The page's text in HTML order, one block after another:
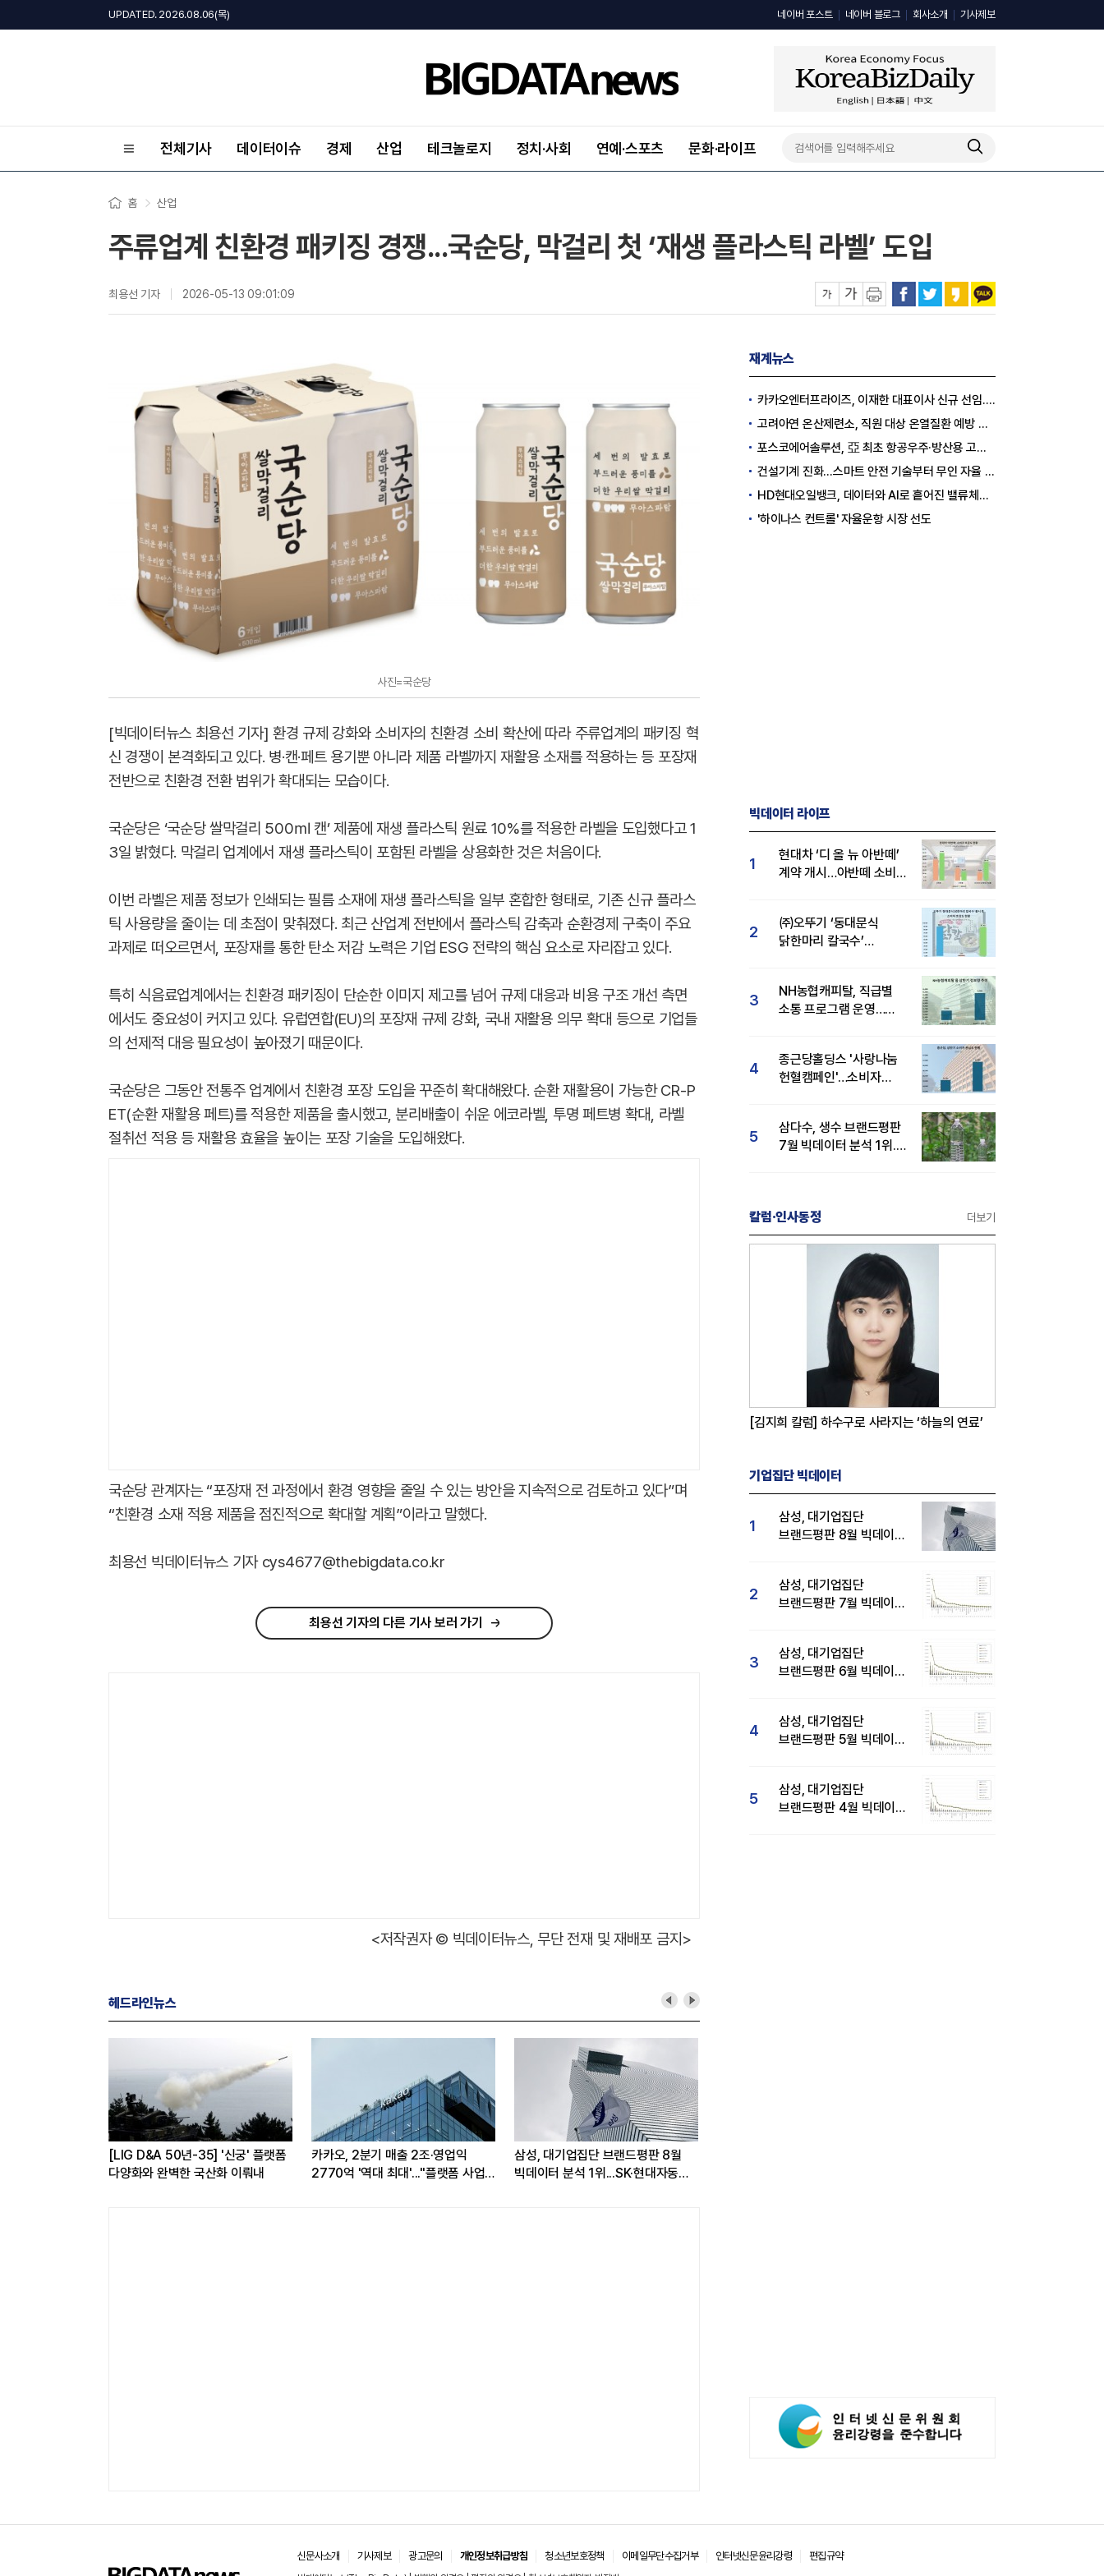
UPDATED. 2026.08.06(목) 네이버 포스트 네이버 블로그 회사소개 기사제보
전체기사 데이터이슈 경제 산업 테크놀로지 정치·사회 연예·스포츠 문화·라이프
홈 산업
주류업계 친환경 패키징 경쟁...국순당, 막걸리 첫 ‘재생 플라스틱 라벨’ 도입
최용선 기자 2026-05-13 09:01:09
사진=국순당
[빅데이터뉴스 최용선 기자] 환경 규제 강화와 소비자의 친환경 소비 확산에 따라 주류업계의 패키징 혁
신 경쟁이 본격화되고 있다. 병·캔·페트 용기뿐 아니라 제품 라벨까지 재활용 소재를 적용하는 등 포장재
전반으로 친환경 전환 범위가 확대되는 모습이다.
국순당은 ‘국순당 쌀막걸리 500㎖ 캔’ 제품에 재생 플라스틱 원료 10%를 적용한 라벨을 도입했다고 1
3일 밝혔다. 막걸리 업계에서 재생 플라스틱이 포함된 라벨을 상용화한 것은 처음이다.
이번 라벨은 제품 정보가 인쇄되는 필름 소재에 재생 플라스틱을 일부 혼합한 형태로, 기존 신규 플라스
틱 사용량을 줄이는 데 초점이 맞춰졌다. 최근 산업계 전반에서 플라스틱 감축과 순환경제 구축이 주요
과제로 떠오르면서, 포장재를 통한 탄소 저감 노력은 기업 ESG 전략의 핵심 요소로 자리잡고 있다.
특히 식음료업계에서는 친환경 패키징이 단순한 이미지 제고를 넘어 규제 대응과 비용 구조 개선 측면
에서도 중요성이 커지고 있다. 유럽연합(EU)의 포장재 규제 강화, 국내 재활용 의무 확대 등으로 기업들
의 선제적 대응 필요성이 높아졌기 때문이다.
국순당은 그동안 전통주 업계에서 친환경 포장 도입을 꾸준히 확대해왔다. 순환 재활용이 가능한 CR-P
ET(순환 재활용 페트)를 적용한 제품을 출시했고, 분리배출이 쉬운 에코라벨, 투명 페트병 확대, 라벨
절취선 적용 등 재활용 효율을 높이는 포장 기술을 도입해왔다.
국순당 관계자는 “포장재 전 과정에서 환경 영향을 줄일 수 있는 방안을 지속적으로 검토하고 있다”며
“친환경 소재 적용 제품을 점진적으로 확대할 계획”이라고 말했다.
최용선 빅데이터뉴스 기자 cys4677@thebigdata.co.kr
최용선 기자의 다른 기사 보러 가기
<저작권자 © 빅데이터뉴스, 무단 전재 및 재배포 금지>
헤드라인뉴스
[LIG D&A 50년-35] '신궁' 플랫폼
다양화와 완벽한 국산화 이뤄내
카카오, 2분기 매출 2조·영업익
2770억 '역대 최대'..."플랫폼 사업
삼성, 대기업집단 브랜드평판 8월
빅데이터 분석 1위...SK·현대자동차
재계뉴스
카카오엔터프라이즈, 이재한 대표이사 신규 선임..."AI 전환 선도"
고려아연 온산제련소, 직원 대상 온열질환 예방 안전 실천 캠페인 실시
포스코에어솔루션, 亞 최초 항공우주·방산용 고순도 가스 국제 인증 획득
건설기계 진화…스마트 안전 기술부터 무인 자율 굴착기까지
HD현대오일뱅크, 데이터와 AI로 흩어진 밸류체인 연결
'하이나스 컨트롤' 자율운항 시장 선도
빅데이터 라이프
1
현대차 ‘디 올 뉴 아반떼’
계약 개시…아반떼 소비자
2
㈜오뚜기 ‘동대문식
닭한마리 칼국수’
3
NH농협캐피탈, 직급별
소통 프로그램 운영…
4
종근당홀딩스 '사랑나눔
헌혈캠페인'…소비자
5
삼다수, 생수 브랜드평판
7월 빅데이터 분석 1위...
칼럼·인사동정 더보기
[김지희 칼럼] 하수구로 사라지는 ‘하늘의 연료’
기업집단 빅데이터
1
삼성, 대기업집단
브랜드평판 8월 빅데이터
2
삼성, 대기업집단
브랜드평판 7월 빅데이터
3
삼성, 대기업집단
브랜드평판 6월 빅데이터
4
삼성, 대기업집단
브랜드평판 5월 빅데이터
5
삼성, 대기업집단
브랜드평판 4월 빅데이터
신문사소개 기사제보 광고문의 개인정보취급방침 청소년보호정책 이메일무단수집거부 인터넷신문윤리강령 편집규약